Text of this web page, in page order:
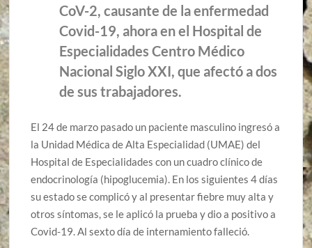
CoV-2, causante de la enfermedad
Covid-19, ahora en el Hospital de
Especialidades Centro Médico
Nacional Siglo XXI, que afectó a dos
de sus trabajadores.
El 24 de marzo pasado un paciente masculino ingresó a
la Unidad Médica de Alta Especialidad (UMAE) del
Hospital de Especialidades con un cuadro clínico de
endocrinología (hipoglucemia). En los siguientes 4 días
su estado se complicó y al presentar fiebre muy alta y
otros síntomas, se le aplicó la prueba y dio a positivo a
Covid-19. Al sexto día de internamiento falleció.